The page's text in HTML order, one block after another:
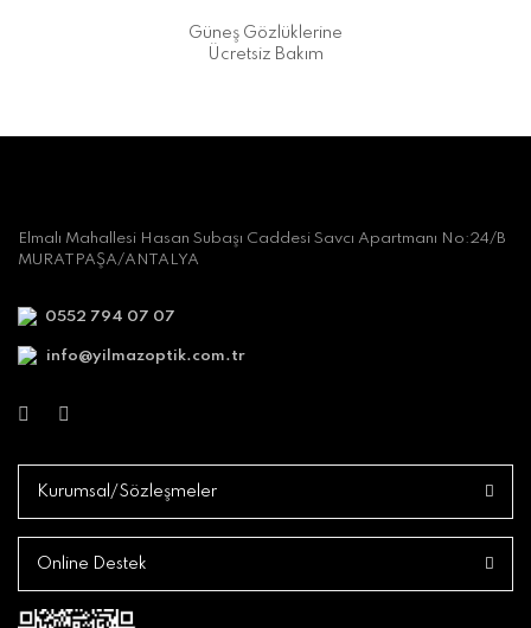
Güneş Gözlüklerine
Ücretsiz Bakım
Elmalı Mahallesi Hasan Subaşı Caddesi Savcı Apartmanı No:24/B
MURATPAŞA/ANTALYA
0552 794 07 07
info@yilmazoptik.com.tr
Kurumsal/Sözleşmeler
Online Destek